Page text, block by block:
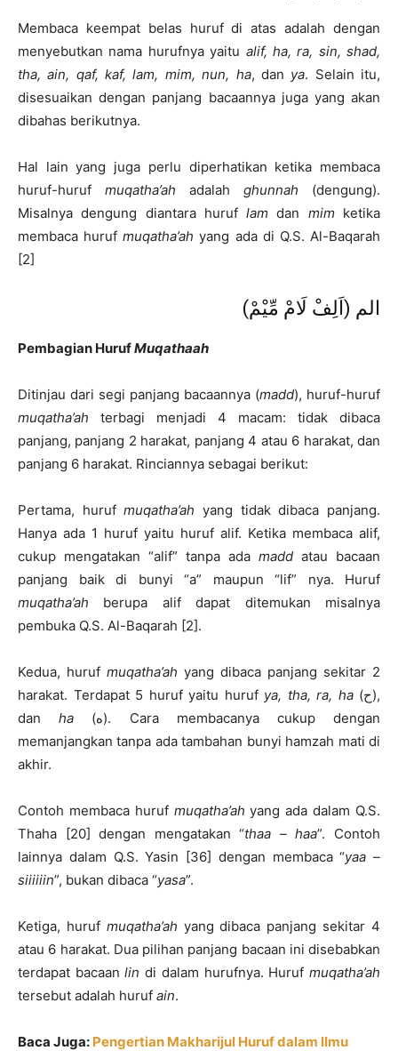
Membaca keempat belas huruf di atas adalah dengan
menyebutkan nama hurufnya yaitu alif, ha, ra, sin, shad,
tha, ain, qaf, kaf, lam, mim, nun, ha, dan ya. Selain itu,
disesuaikan dengan panjang bacaannya juga yang akan
dibahas berikutnya.
Hal lain yang juga perlu diperhatikan ketika membaca
huruf-huruf muqatha’ah adalah ghunnah (dengung).
Misalnya dengung diantara huruflam dan mimketika
membaca hurufmuqatha’ah yang ada di Q.S. Al-Baqarah
[2]
(الم (اَلِفْ لَامْ مِّيْمْ
Pembagian HurufMuqathaah
Ditinjau dari segi panjang bacaannya (madd), huruf-huruf
muqatha’ah terbagi menjadi 4 macam: tidak dibaca
panjang, panjang 2 harakat, panjang 4 atau 6 harakat, dan
panjang 6 harakat. Rinciannya sebagai berikut:
Pertama, hurufmuqatha’ah yang tidak dibaca panjang.
Hanya ada 1 huruf yaitu huruf alif. Ketika membaca alif,
cukup mengatakan “alif” tanpa ada madd atau bacaan
panjang baik di bunyi “a” maupun “lif” nya. Huruf
muqatha’ah berupa alif dapat ditemukan misalnya
pembuka Q.S. Al-Baqarah [2].
Kedua, huruf muqatha’ah yang dibaca panjang sekitar 2
harakat. Terdapat 5 huruf yaitu huruf ya, tha, ra, ha(ح),
danha (ه). Cara membacanya cukup dengan
memanjangkan tanpa ada tambahan bunyi hamzah mati di
akhir.
Contoh membaca huruf muqatha’ah yang ada dalam Q.S.
Thaha [20] dengan mengatakan “thaa – haa”. Contoh
lainnya dalam Q.S. Yasin [36] dengan membaca “yaa –
siiiiiin”, bukan dibaca “yasa”.
Ketiga, huruf muqatha’ah yang dibaca panjang sekitar 4
atau 6 harakat. Dua pilihan panjang bacaan ini disebabkan
terdapat bacaanlindi dalam hurufnya. Hurufmuqatha’ah
tersebut adalah huruf ain.
Baca Juga: Pengertian Makharijul Huruf dalam Ilmu